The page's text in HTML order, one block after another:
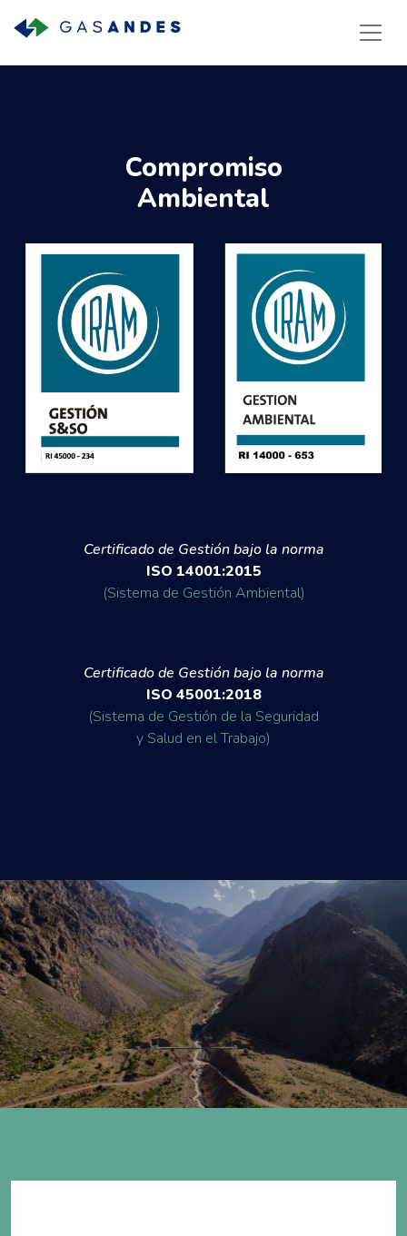
Compromiso
Ambiental
Certificado de Gestión bajo la norma
ISO 14001:2015
(Sistema de Gestión Ambiental)
Certificado de Gestión bajo la norma
ISO 45001:2018
(Sistema de Gestión de la Seguridad
y Salud en el Trabajo)